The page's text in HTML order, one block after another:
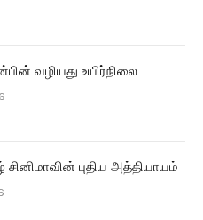
வழியது உயிர்நிலை
சினிமாவின் புதிய அத்தியாயம்